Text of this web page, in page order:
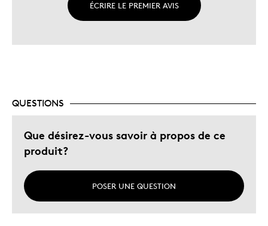
ÉCRIRE LE PREMIER AVIS
QUESTIONS
Que désirez-vous savoir à propos de ce
produit?
POSER UNE QUESTION